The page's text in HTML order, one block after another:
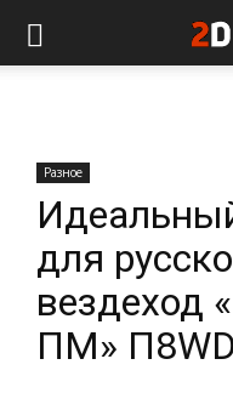
Разное
для
ПМ» П8WD